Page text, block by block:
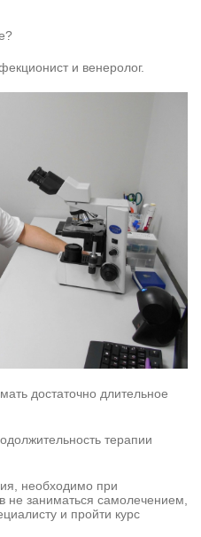
и венеролог.
достаточно длительное
терапии
необходимо при
не заниматься самолечением,
и пройти курс